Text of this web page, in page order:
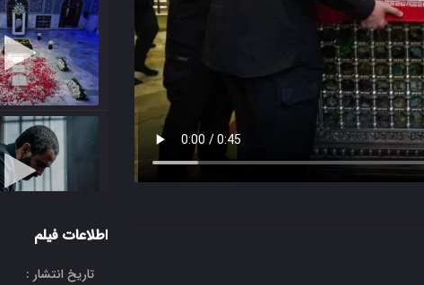
اطلاعات فیلم
تاریخ انتشار :